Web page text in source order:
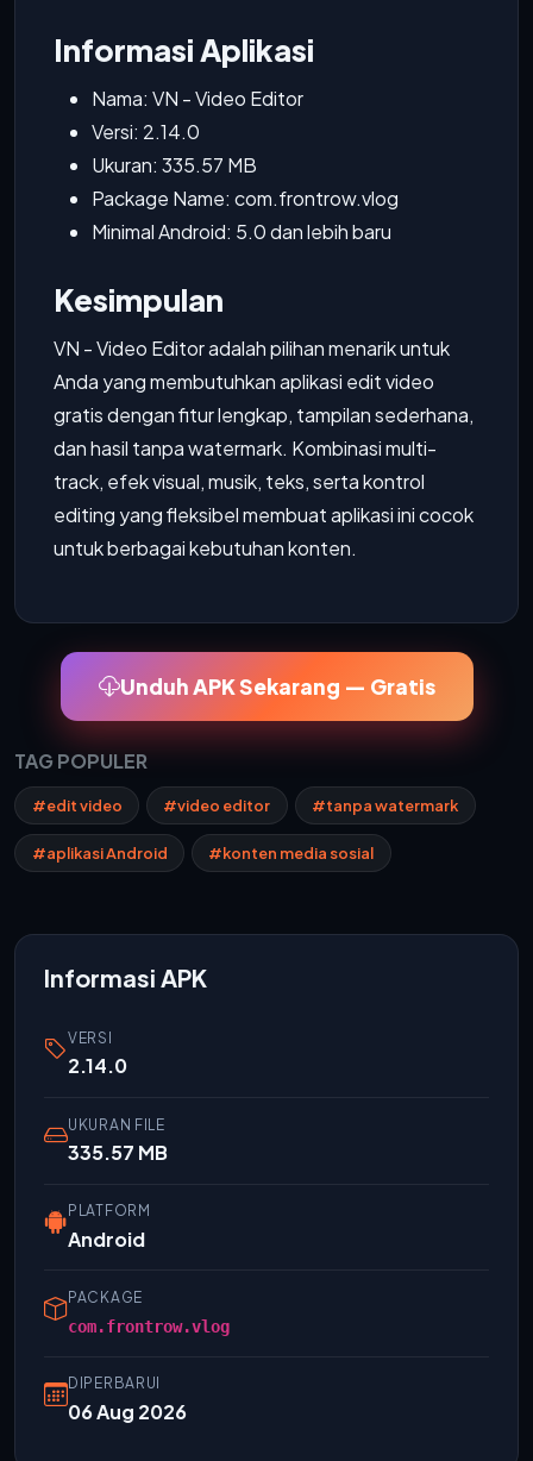
Informasi Aplikasi
Nama: VN - Video Editor
Versi: 2.14.0
Ukuran: 335.57 MB
Package Name: com.frontrow.vlog
Minimal Android: 5.0 dan lebih baru
Kesimpulan
VN - Video Editor adalah pilihan menarik untuk
Anda yang membutuhkan aplikasi edit video
gratis dengan fitur lengkap, tampilan sederhana,
dan hasil tanpa watermark. Kombinasi multi-
track, efek visual, musik, teks, serta kontrol
editing yang fleksibel membuat aplikasi ini cocok
untuk berbagai kebutuhan konten.
Unduh APK Sekarang — Gratis
TAG POPULER
#edit video #video editor #tanpa watermark
#aplikasi Android #konten media sosial
Informasi APK
VERSI
2.14.0
UKURAN FILE
335.57 MB
PLATFORM
Android
PACKAGE
com.frontrow.vlog
DIPERBARUI
06 Aug 2026